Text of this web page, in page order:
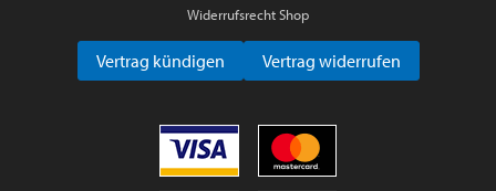
Widerrufsrecht Shop
Vertrag kündigen Vertrag widerrufen